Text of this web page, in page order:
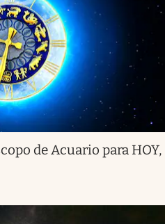
de Acuario para HOY,